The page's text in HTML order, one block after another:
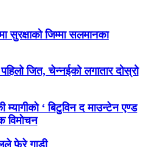
सुरक्षाको जिम्मा सलमानका
जित, चेन्‍नईको लगातार दोस्रो
म्यागीकाे ‘ बिटुविन द माउन्टेन एण्ड
विमाेचन
फेरे गाडी